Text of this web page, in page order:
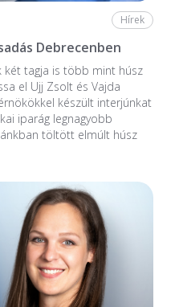
Hírek
Debrecenben
két tagja is több mint húsz
el Ujj Zsolt és Vajda
készült interjúnkat
iparág legnagyobb
töltött elmúlt húsz